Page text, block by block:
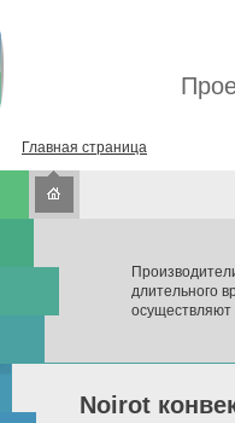
Главная страница
длительного
осуществляют
Noirot